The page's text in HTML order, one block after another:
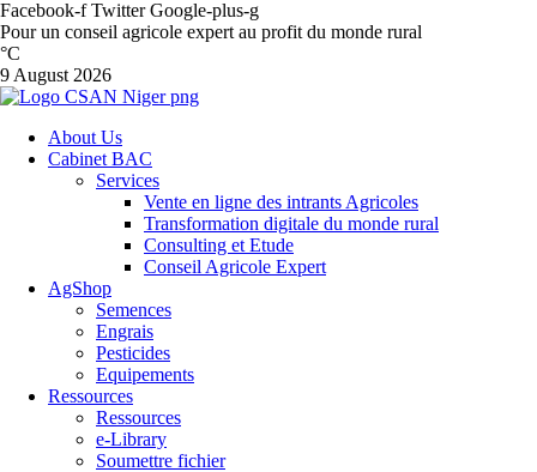
Facebook-f Twitter Google-plus-g
Pour un conseil agricole expert au profit du monde rural
°C
9 August 2026
About Us
Cabinet BAC
Services
Vente en ligne des intrants Agricoles
Transformation digitale du monde rural
Consulting et Etude
Conseil Agricole Expert
AgShop
Semences
Engrais
Pesticides
Equipements
Ressources
Ressources
e-Library
Soumettre fichier